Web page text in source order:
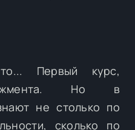
Первый курс,
Но в
не столько по
сколько по